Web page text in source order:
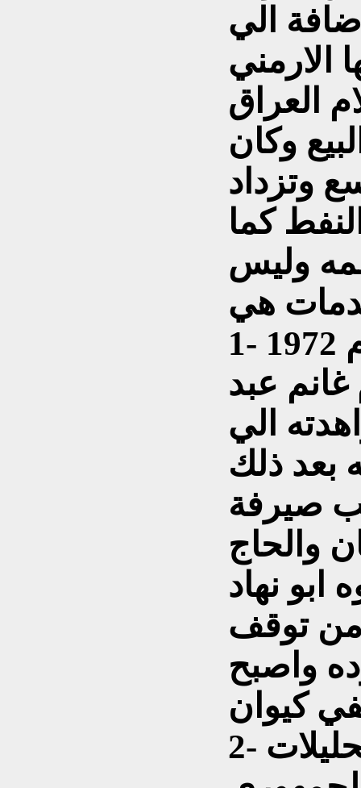
الي
الارمني
العراق
وكان
وتزداد
كما
وليس
هي
1- اهدت الشركة في عام 1972
عبد
الي
بعد ذلك
صيرفة
والحاج
نهاد
توقف
واصبح
كيوان
2- بناء المختبر المركزي للتحليلات